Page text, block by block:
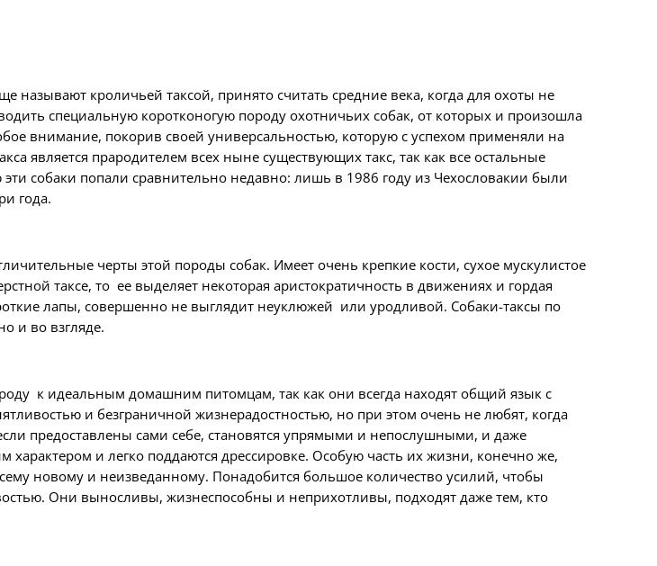
называют кроличьей таксой, принято считать средние века, когда для охоты не
специальную коротконогую породу охотничьих собак, от которых и произошла
внимание, покорив своей универсальностью, которую с успехом применяли на
является прародителем всех ныне существующих такс, так как все остальные
собаки попали сравнительно недавно: лишь в 1986 году из Чехословакии были
года.
черты этой породы собак. Имеет очень крепкие кости, сухое мускулистое
таксе, то ее выделяет некоторая аристократичность в движениях и гордая
лапы, совершенно не выглядит неуклюжей или уродливой. Собаки-таксы по
и во взгляде.
к идеальным домашним питомцам, так как они всегда находят общий язык с
и безграничной жизнерадостностью, но при этом очень не любят, когда
предоставлены сами себе, становятся упрямыми и непослушными, и даже
и легко поддаются дрессировке. Особую часть их жизни, конечно же,
новому и неизведанному. Понадобится большое количество усилий, чтобы
Они выносливы, жизнеспособны и неприхотливы, подходят даже тем, кто